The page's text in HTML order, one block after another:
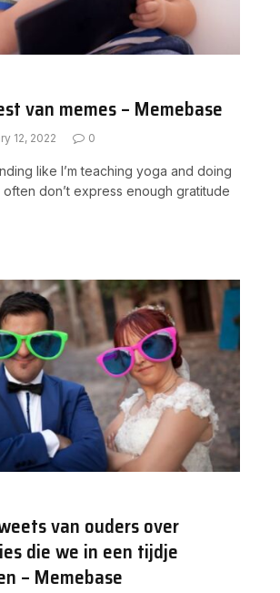
van memes – Memebase
12, 2022 0
like I’m teaching yoga and doing
don’t express enough gratitude
van ouders over
die we in een tijdje
– Memebase